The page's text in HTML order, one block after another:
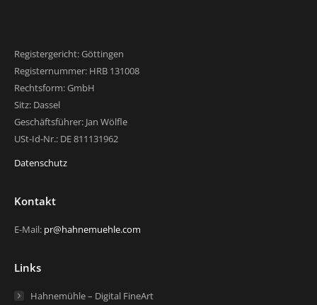
Registergericht: Göttingen
Registernummer: HRB 131008
Rechtsform: GmbH
Sitz: Dassel
Geschäftsführer: Jan Wölfle
USt-Id-Nr.: DE 811131962
Datenschutz
Kontakt
E-Mail: pr@hahnemuehle.com
Links
Hahnemühle – Digital FineArt